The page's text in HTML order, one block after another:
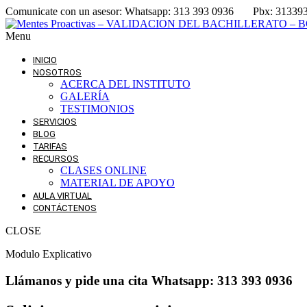
Comunicate con un asesor: Whatsapp: 313 393 0936 Pbx:
Menu
INICIO
NOSOTROS
ACERCA DEL INSTITUTO
GALERÍA
TESTIMONIOS
SERVICIOS
BLOG
TARIFAS
RECURSOS
CLASES ONLINE
MATERIAL DE APOYO
AULA VIRTUAL
CONTÁCTENOS
CLOSE
Modulo Explicativo
Llámanos y pide una cita Whatsapp: 313 393 0936